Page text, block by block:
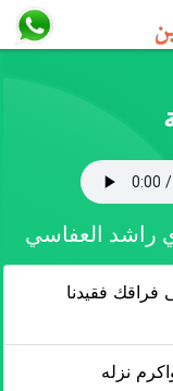
راشد العفاسي
فراقك فقيدنا
نزله